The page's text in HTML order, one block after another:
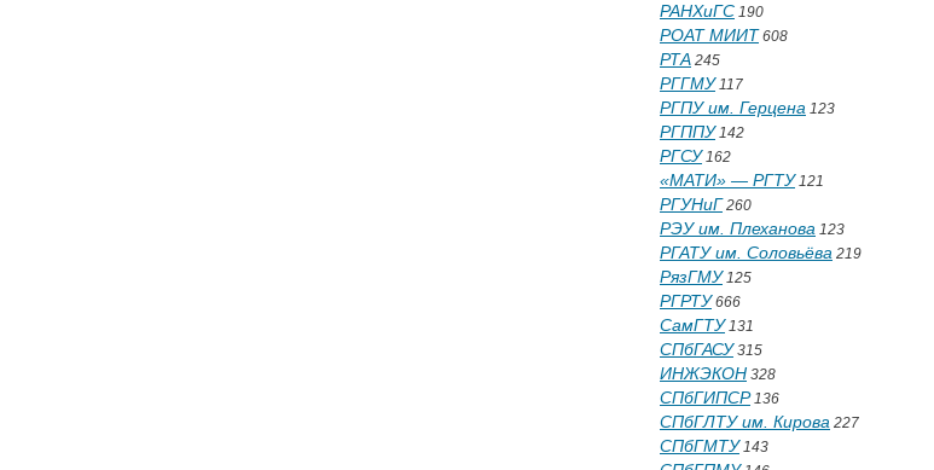
РАНХиГС 190
РОАТ МИИТ 608
РТА 245
РГГМУ117
РГПУ им. Герцена 123
РГППУ142
РГСУ162
«МАТИ» — РГТУ121
РГУНиГ 260
РЭУ им. Плеханова 123
РГАТУ им. Соловьёва 219
РязГМУ125
РГРТУ666
СамГТУ131
СПбГАСУ315
ИНЖЭКОН 328
СПбГИПСР136
СПбГЛТУ им. Кирова 227
СПбГМТУ143